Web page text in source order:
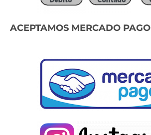
ACEPTAMOS MERCADO PAGO